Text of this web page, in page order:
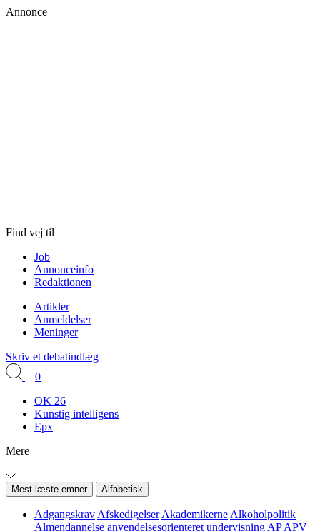
Annonce
Find vej til
Job
Annonceinfo
Redaktionen
Artikler
Anmeldelser
Meninger
Skriv et debatindlæg
0
OK 26
Kunstig intelligens
Epx
Mere
Mest læste emner Alfabetisk
Adgangskrav Afskedigelser Akademikerne Alkoholpolitik
Almendannelse anvendelsesorienteret undervisning AP APV